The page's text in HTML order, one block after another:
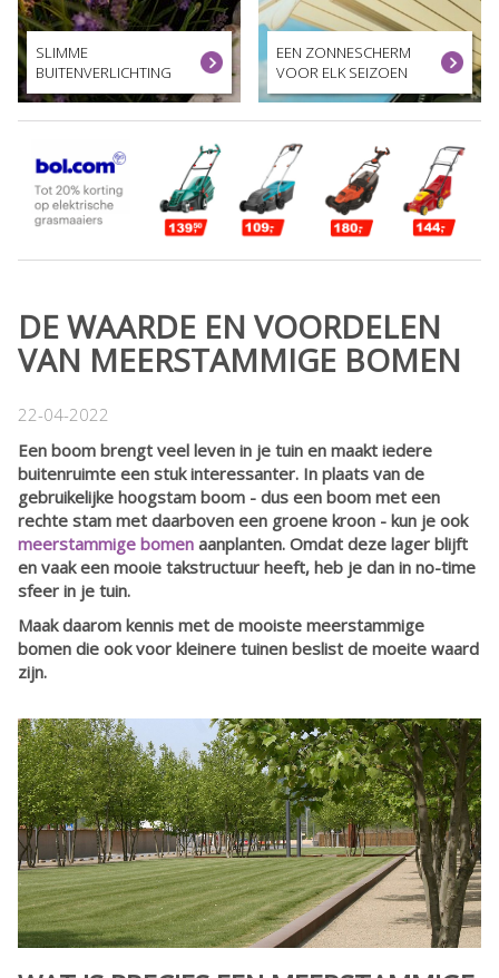
SLIMME
BUITENVERLICHTING
EEN ZONNESCHERM
VOOR ELK SEIZOEN
DE WAARDE EN VOORDELEN
VAN MEERSTAMMIGE BOMEN
22-04-2022
Een boom brengt veel leven in je tuin en maakt iedere
buitenruimte een stuk interessanter. In plaats van de
gebruikelijke hoogstam boom - dus een boom met een
rechte stam met daarboven een groene kroon - kun je ook
meerstammige bomen aanplanten. Omdat deze lager blijft
en vaak een mooie takstructuur heeft, heb je dan in no-time
sfeer in je tuin.
Maak daarom kennis met de mooiste meerstammige
bomen die ook voor kleinere tuinen beslist de moeite waard
zijn.